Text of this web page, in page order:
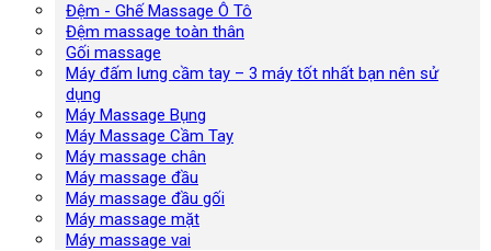
Đệm - Ghế Massage Ô Tô
Đệm massage toàn thân
Gối massage
Máy đấm lưng cầm tay – 3 máy tốt nhất bạn nên sử
dụng
Máy Massage Bụng
Máy Massage Cầm Tay
Máy massage chân
Máy massage đầu
Máy massage đầu gối
Máy massage mặt
Máy massage vai